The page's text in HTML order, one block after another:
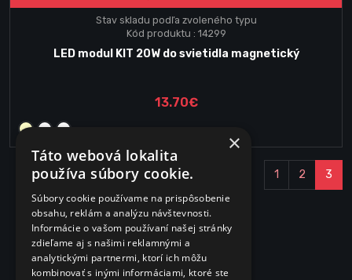
Stav skladu podľa zvoleného typu
Kód produktu : 14299
LED modul KIT 20W do svietidla magnetický
13.70€
1 2 3
×
Táto webová lokalita
používa súbory cookie.
Súbory cookie používame na prispôsobenie
obsahu, reklám a analýzu návštevnosti.
Informácie o vašom používaní našej stránky
zdieľame aj s našimi reklamnými a
analytickými partnermi, ktorí ich môžu
kombinovať s inými informáciami, ktoré ste